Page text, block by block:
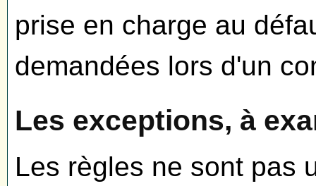
prise en charge au
demandées lors d'un
Les exceptions, à
Les règles ne sont pas